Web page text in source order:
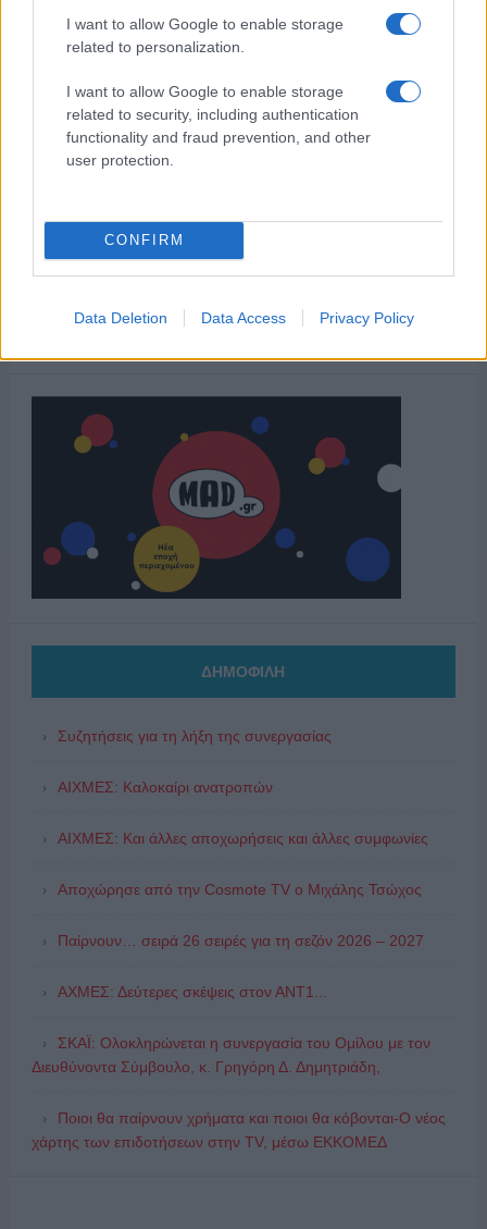
I want to allow Google to enable storage
related to personalization.
I want to allow Google to enable storage
related to security, including authentication
functionality and fraud prevention, and other
user protection.
CONFIRM
Data Deletion Data Access Privacy Policy
ΔΗΜΟΦΙΛΗ
Συζητήσεις για τη λήξη της συνεργασίας
ΑΙΧΜΕΣ: Καλοκαίρι ανατροπών
ΑΙΧΜΕΣ: Και άλλες αποχωρήσεις και άλλες συμφωνίες
Αποχώρησε από την Cosmote TV o Μιχάλης Τσώχος
Παίρνουν… σειρά 26 σειρές για τη σεζόν 2026 – 2027
ΑΧΜΕΣ: Δεύτερες σκέψεις στον ΑΝΤ1...
ΣΚΑΪ: Ολοκληρώνεται η συνεργασία του Ομίλου με τον
Διευθύνοντα Σύμβουλο, κ. Γρηγόρη Δ. Δημητριάδη,
Ποιοι θα παίρνουν χρήματα και ποιοι θα κόβονται-Ο νέος
χάρτης των επιδοτήσεων στην TV, μέσω ΕΚΚΟΜΕΔ